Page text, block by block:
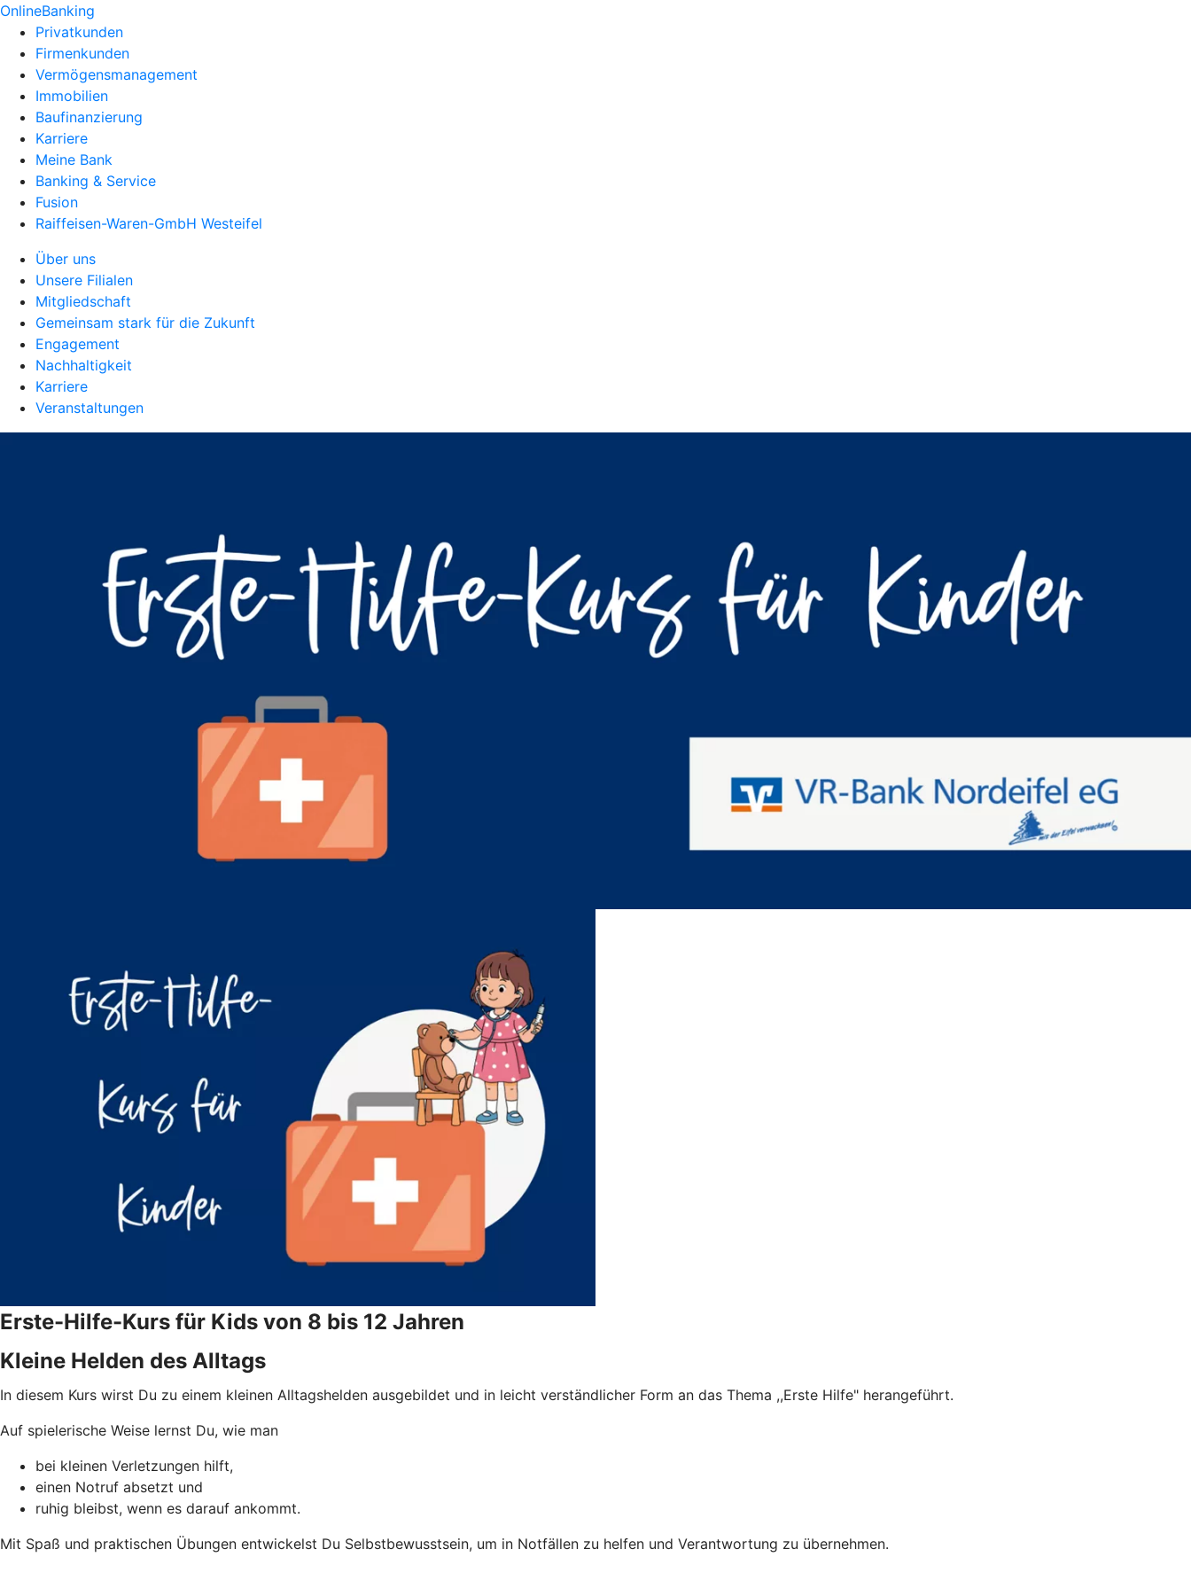
OnlineBanking
Privatkunden
Firmenkunden
Vermögensmanagement
Immobilien
Baufinanzierung
Karriere
Meine Bank
Banking & Service
Fusion
Raiffeisen-Waren-GmbH Westeifel
Über uns
Unsere Filialen
Mitgliedschaft
Gemeinsam stark für die Zukunft
Engagement
Nachhaltigkeit
Karriere
Veranstaltungen
Erste-Hilfe-Kurs für Kids von 8 bis 12 Jahren
Kleine Helden des Alltags
In diesem Kurs wirst Du zu einem kleinen Alltagshelden ausgebildet und in leicht verständlicher Form an das Thema ,,Erste Hilfe" herangeführt.
Auf spielerische Weise lernst Du, wie man
bei kleinen Verletzungen hilft,
einen Notruf absetzt und
ruhig bleibst, wenn es darauf ankommt.
Mit Spaß und praktischen Übungen entwickelst Du Selbstbewusstsein, um in Notfällen zu helfen und Verantwortung zu übernehmen.